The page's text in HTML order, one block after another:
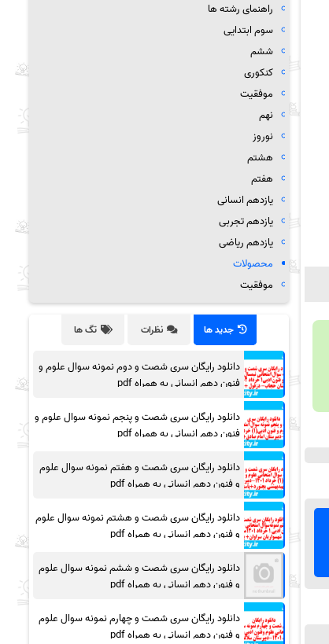
راهنمای رشته ها
سوم ابتدایی
ششم
کنکوری
موفقیت
نهم
نوروز
هشتم
هفتم
یازدهم انسانی
یازدهم تجربی
یازدهم ریاضی
محصولات
موفقیت
جدید ها نظرات تگ ها
دانلود رایگان سری شصت و دوم نمونه سوال علوم و
فنون دهم انسانی به همراه pdf
دانلود رایگان سری شصت و پنجم نمونه سوال علوم و
فنون دهم انسانی به همراه pdf
دانلود رایگان سری شصت و هفتم نمونه سوال علوم
و فنون دهم انسانی به همراه pdf
دانلود رایگان سری شصت و هشتم نمونه سوال علوم
و فنون دهم انسانی به همراه pdf
دانلود رایگان سری شصت و ششم نمونه سوال علوم
و فنون دهم انسانی به همراه pdf
دانلود رایگان سری شصت و چهارم نمونه سوال علوم
و فنون دهم انسانی به همراه pdf